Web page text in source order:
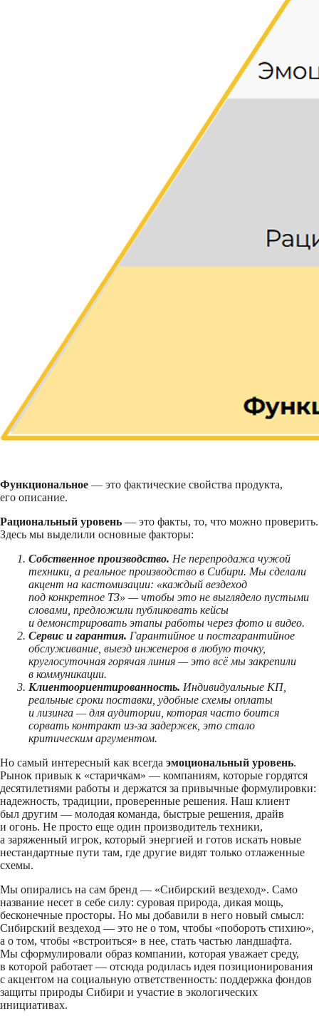
Функциональное — это фактические свойства продукта,
его описание.
Рациональный уровень — это факты, то, что можно проверить.
Здесь мы выделили основные факторы:
Собственное производство. Не перепродажа чужой
техники, а реальное производство в Сибири. Мы сделали
акцент на кастомизации: «каждый вездеход
под конкретное ТЗ» — чтобы это не выглядело пустыми
словами, предложили публиковать кейсы
и демонстрировать этапы работы через фото и видео.
Сервис и гарантия. Гарантийное и постгарантийное
обслуживание, выезд инженеров в любую точку,
круглосуточная горячая линия — это всё мы закрепили
в коммуникации.
Клиентоориентированность. Индивидуальные КП,
реальные сроки поставки, удобные схемы оплаты
и лизинга — для аудитории, которая часто боится
сорвать контракт из-за задержек, это стало
критическим аргументом.
Но самый интересный как всегда эмоциональный уровень.
Рынок привык к «старичкам» — компаниям, которые гордятся
десятилетиями работы и держатся за привычные формулировки:
надежность, традиции, проверенные решения. Наш клиент
был другим — молодая команда, быстрые решения, драйв
и огонь. Не просто еще один производитель техники,
а заряженный игрок, который энергией и готов искать новые
нестандартные пути там, где другие видят только отлаженные
схемы.
Мы опирались на сам бренд — «Сибирский вездеход». Само
название несет в себе силу: суровая природа, дикая мощь,
бесконечные просторы. Но мы добавили в него новый смысл:
Сибирский вездеход — это не о том, чтобы «побороть стихию»,
а о том, чтобы «встроиться» в нее, стать частью ландшафта.
Мы сформулировали образ компании, которая уважает среду,
в которой работает — отсюда родилась идея позиционирования
с акцентом на социальную ответственность: поддержка фондов
защиты природы Сибири и участие в экологических
инициативах.